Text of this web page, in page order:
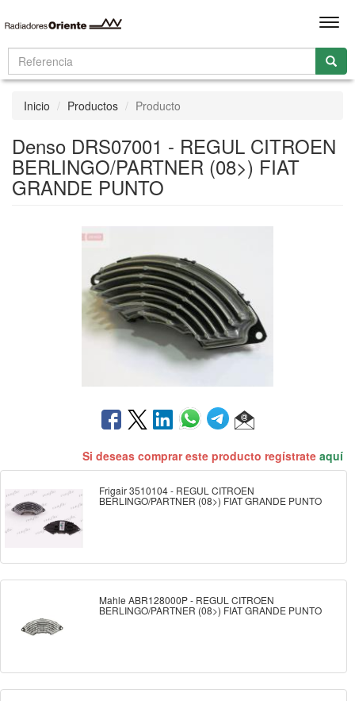
Inicio Productos Producto
Denso DRS07001 - REGUL CITROEN
BERLINGO/PARTNER (08>) FIAT
GRANDE PUNTO
Si deseas comprar este producto regístrate aquí
Frigair 3510104 - REGUL CITROEN
BERLINGO/PARTNER (08>) FIAT GRANDE PUNTO
Mahle ABR128000P - REGUL CITROEN
BERLINGO/PARTNER (08>) FIAT GRANDE PUNTO